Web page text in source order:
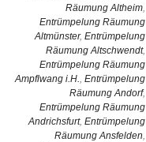
Räumung Altheim,
Entrümpelung Räumung
Altmünster, Entrümpelung
Räumung Altschwendt,
Entrümpelung Räumung
Ampflwang i.H., Entrümpelung
Räumung Andorf,
Entrümpelung Räumung
Andrichsfurt, Entrümpelung
Räumung Ansfelden,